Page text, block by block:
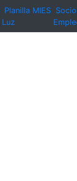
Planilla
Luz
MIES Socio